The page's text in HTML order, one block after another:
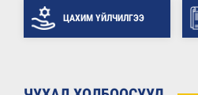
ЦАХИМ ҮЙЛЧИЛГЭЭ